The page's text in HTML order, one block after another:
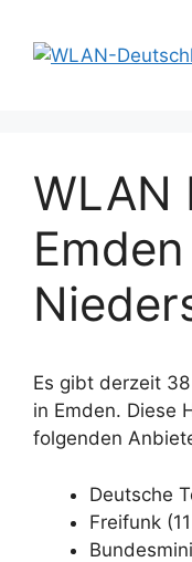
Inhalt
springen
WLAN
Es gibt derzeit
in Emden. Diese
folgenden
Deutsche
Freifunk